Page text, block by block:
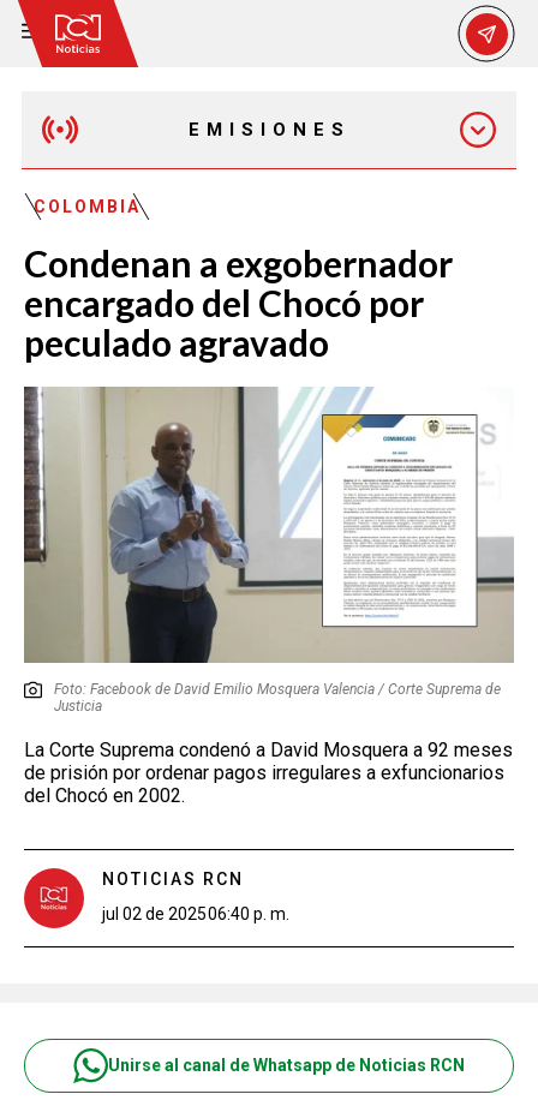
EMISIONES
EMISIÓN 12:30 PM
EMISIÓN 7:00 PM
EMISIÓN 11:30 PM
COLOMBIA
Condenan a exgobernador
encargado del Chocó por
peculado agravado
Foto: Facebook de David Emilio Mosquera Valencia / Corte Suprema de
Justicia
La Corte Suprema condenó a David Mosquera a 92 meses
de prisión por ordenar pagos irregulares a exfuncionarios
del Chocó en 2002.
NOTICIAS RCN
jul 02 de 202506:40 p. m.
Unirse al canal de Whatsapp de Noticias RCN